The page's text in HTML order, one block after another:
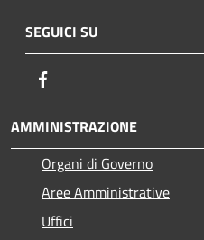
SEGUICI SU
AMMINISTRAZIONE
Organi di Governo
Aree Amministrative
Uffici